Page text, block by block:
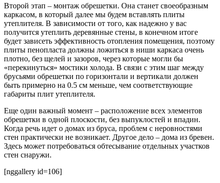
Второй этап – монтаж обрешетки. Она станет своеобразным
каркасом, в который далее мы будем вставлять плиты
утеплителя. В зависимости от того, как надежно у вас
получится утеплить деревянные стены, в конечном итоге
будет зависеть эффективность отопления помещения, поэтому
плиты пенопласта должны ложиться в ниши каркаса очень
плотно, без щелей и зазоров, через которые могли бы
«перекинуться» мостики холода. В связи с этим шаг между
брусьями обрешетки по горизонтали и вертикали должен
быть примерно на 0.5 см меньше, чем соответствующие
габариты плит утеплителя.
Еще один важный момент – расположение всех элементов
обрешетки в одной плоскости, без выпуклостей и впадин.
Когда речь идет о домах из бруса, проблем с неровностями
стен практически не возникает. Другое дело – дома из бревен.
Здесь может потребоваться обтесывание отдельных участков
стен снаружи.
[nggallery id=106]